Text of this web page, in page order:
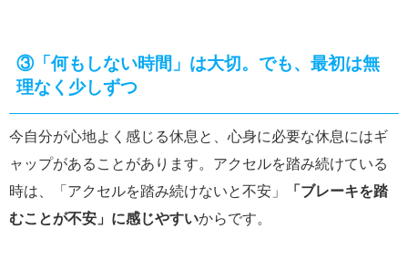
③「何もしない時間」は大切。でも、最初は無
理なく少しずつ
今自分が心地よく感じる休息と、心身に必要な休息にはギ
ャップがあることがあります。アクセルを踏み続けている
時は、「アクセルを踏み続けないと不安」
「ブレーキを踏
むことが不安」に感じやすいからです。